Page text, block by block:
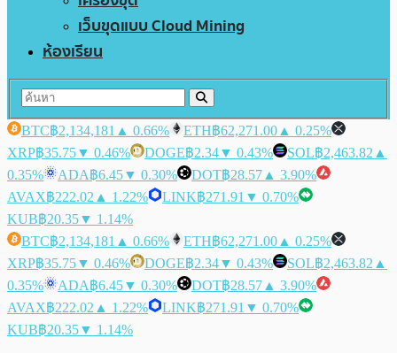
เว็บขุดแบบ Cloud Mining
ห้องเรียน
BTC฿2,134,181 ▲ 0.66% ETH฿62,271.00 ▲ 0.25%
XRP฿35.75▼ 0.46% DOGE฿2.34▼ 0.43% SOL฿2,463.82 ▲
0.35%
ADA฿6.45▼ 0.30% DOT฿28.57 ▲ 3.90%
AVAX฿222.02 ▲ 1.22% LINK฿271.91 ▼ 0.70%
KUB฿20.35▼ 1.14%
BTC฿2,134,181 ▲ 0.66% ETH฿62,271.00 ▲ 0.25%
XRP฿35.75▼ 0.46% DOGE฿2.34▼ 0.43% SOL฿2,463.82 ▲
0.35%
ADA฿6.45▼ 0.30% DOT฿28.57 ▲ 3.90%
AVAX฿222.02 ▲ 1.22% LINK฿271.91 ▼ 0.70%
KUB฿20.35▼ 1.14%